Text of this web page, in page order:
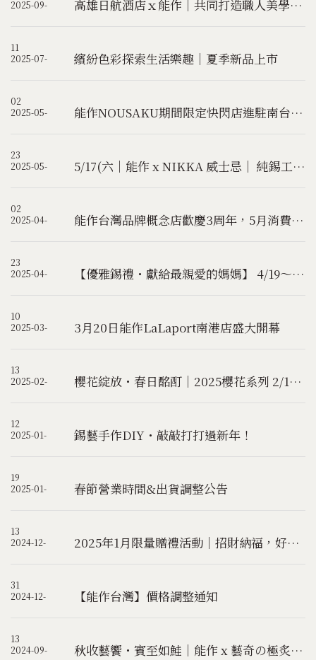
2025-09-
11
高雄日航酒店ｘ能作｜共同打造職人美學企劃「御錫之禮」
2025-07-
02
繽紛色彩探索生活樂趣｜夏季新品上市
2025-05-
23
能作NOUSAKU期間限定快閃店進駐南台灣人文新地標｜誠品生活台南｜
2025-05-
02
5/17(六｜能作 x NIKKA 威士忌｜ 純錫工藝 x 威士忌風味探索體驗活動(已額滿)
2025-04-
23
能作台灣品牌概念店歡慶3周年，5月消費滿額好禮3選1！
2025-04-
10
【優雅錫禮・獻給最親愛的媽媽】 4/19～5/10 直營門市限定優惠
2025-03-
13
3月20日能作LaLaport南港店盛大開幕
2025-02-
12
櫻花綻放・春日酩酊｜2025櫻花系列 2/12起官網預先發售！
2025-01-
19
錫藝手作DIY・敲敲打打過新年！
2025-01-
13
春節營業時間&出貨調整公告
2024-12-
31
2025年1月限量贈禮活動｜招財納福，好運迎新年！
2024-12-
13
【能作台灣】價格調整通知
2024-09- 秋收藝饗・賓至如鮭｜能作 x 藝奇の極炙工藝饗宴